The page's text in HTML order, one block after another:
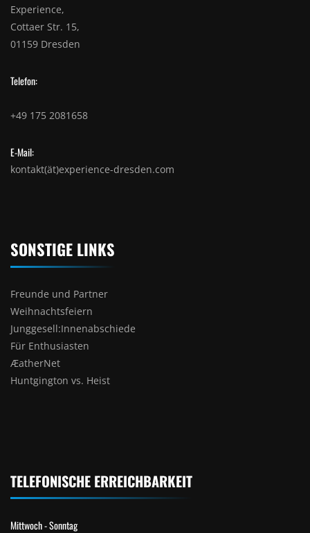
Experience,
Cottaer Str. 15,
01159 Dresden
Telefon:
+49 175 2081658
E-Mail:
kontakt(ät)experience-dresden.com
SONSTIGE LINKS
Freunde und Partner
Weihnachtsfeiern
Junggesell:Innenabschiede
Für Enthusiasten
ÆatherNet
Huntgington vs. Heist
TELEFONISCHE ERREICHBARKEIT
Mittwoch - Sonntag